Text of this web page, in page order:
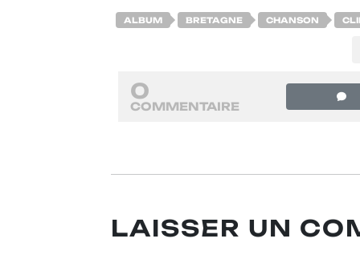
ALBUM BRETAGNE CHANSON
0
COMMENTAIRE
LAISSER UN